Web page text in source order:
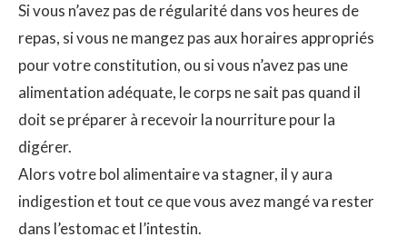
Si vous n’avez pas de régularité dans vos heures de
repas, si vous ne mangez pas aux horaires appropriés
pour votre constitution, ou si vous n’avez pas une
alimentation adéquate, le corps ne sait pas quand il
doit se préparer à recevoir la nourriture pour la
digérer.
Alors votre bol alimentaire va stagner, il y aura
indigestion et tout ce que vous avez mangé va rester
dans l’estomac et l’intestin.